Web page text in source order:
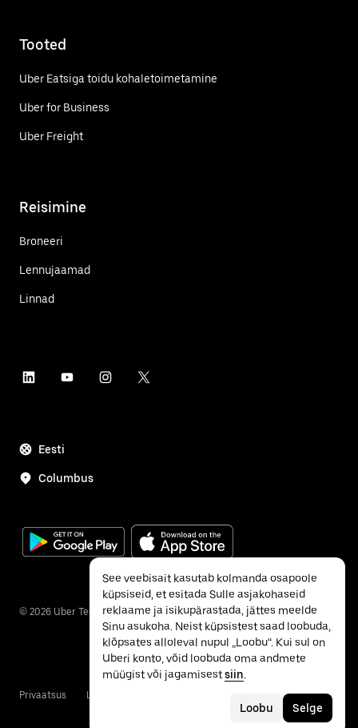
Tooted
Uber Eatsiga toidu kohaletoimetamine
Uber for Business
Uber Freight
Reisimine
Broneeri
Lennujaamad
Linnad
Eesti
Columbus
© 2026 Uber Technologies Inc.
Privaatsus Ligipääsetavus
See veebisait kasutab kolmanda osapoole
küpsiseid, et esitada Sulle asjakohaseid
reklaame ja isikupärastada, jättes meelde
Sinu asukoha. Neist küpsistest saad loobuda,
klõpsates alloleval nupul „Loobu“. Kui sul on
Uberi konto, võid loobuda oma andmete
müügist või jagamisestsiin.
Loobu Selge